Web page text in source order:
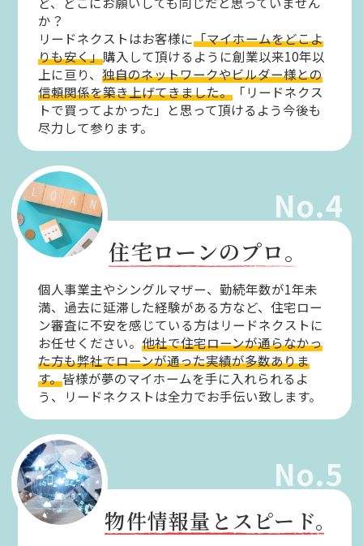
か？
リードネクストはお客様に「マイホームをどこよ
りも安く」購入して頂けるように創業以来10年以
上に亘り、独自のネットワークやビルダー様との
信頼関係を築き上げてきました。 「リードネクス
トで買ってよかった」と思って頂けるよう今後も
尽力して参ります。
No.4
住宅ローンのプロ。
個人事業主やシングルマザー、勤続年数が1年未
満、過去に延滞した経験がある方など、住宅ロー
ン審査に不安を感じている方はリードネクストに
お任せください。他社で住宅ローンが通らなかっ
た方も弊社でローンが通った実績が多数ありま
す。皆様が夢のマイホームを手に入れられるよ
う、リードネクストは全力でお手伝い致します。
No.5
物件情報量とスピード。